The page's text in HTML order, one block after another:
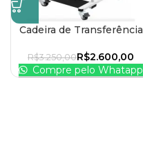
Cadeira de Transferência
R$3.250,00R$2.600,00
Compre pelo Whatapp